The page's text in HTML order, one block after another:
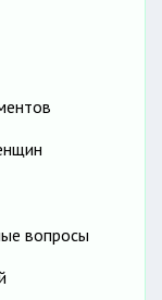
вопросы